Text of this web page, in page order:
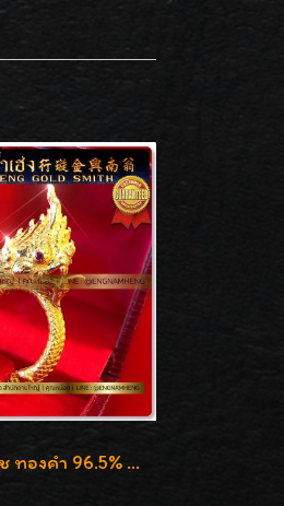
แหวนนาคราช ทองคำ 96.5% น้ำหนัก 21.2g งานดีไซน์สวยมากๆค่ะ